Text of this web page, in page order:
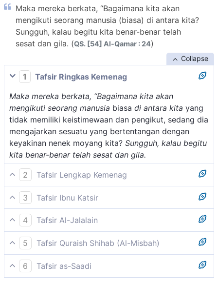
Maka mereka berkata, “Bagaimana kita akan
mengikuti seorang manusia (biasa) di antara kita?
Sungguh, kalau begitu kita benar-benar telah
sesat dan gila. (QS. [54] Al-Qamar : 24)
Collapse
1
Tafsir Ringkas Kemenag
Maka mereka berkata, “Bagaimana kita akan
mengikuti seorang manusia biasa di antara kita yang
tidak memiliki keistimewaan dan pengikut, sedang dia
mengajarkan sesuatu yang bertentangan dengan
keyakinan nenek moyang kita? Sungguh, kalau begitu
kita benar-benar telah sesat dan gila.
2
Tafsir Lengkap Kemenag
Mereka memandang Nabi Saleh dusta, karena dalam
pandangan mereka, tidak mungkin ajaran baru yang
diajarkan satu orang lebih benar dari ajaran yang
telah diikuti oleh semua orang dan telah diterima
semenjak nenek moyang mereka. Mereka
memandang bahwa mengikuti satu orang yang
membawa ajaran yang lain dari ajaran yang mereka
terima sejak nenek moyang akan membuat sesat dan
3
Tafsir Ibnu Katsir
Bagian ini menceritakan tentang kaum Samud, bahwa
mereka mendustakan rasul-Nya, yaitu Nabi Saleh.
Maka mereka berkata, "Bagaimana kita akan
mengikuti saja seorang manusia (biasa) di antara
kita? Sesungguhnya kalau kita begitu benar-benar
4
Tafsir Al-Jalalain
(Maka mereka berkata, "Apakah kepada manusia)
lafal Basyaran dinashabkan karena Isytighal (yakni
seseorang di antara kami) kedua lafal ini menjadi sifat
bagi lafal Basyaran (kami harus mengikutinya)
5
Tafsir Quraish Shihab (Al-Misbah)
Mereka berkata, "Apakah seorang manusia biasa di
antara kita yang harus kita ikuti? Kalau kita
6
Tafsir as-Saadi